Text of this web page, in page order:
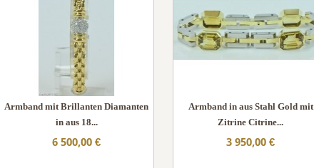
Armband mit Brillanten Diamanten
in aus 18...
6 500,00 €
Armband in aus Stahl Gold mit
Zitrine Citrine...
3 950,00 €